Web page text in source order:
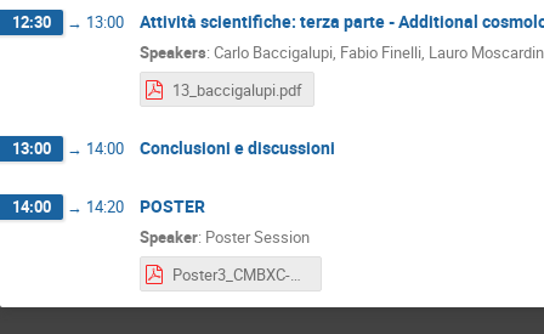
12:30 → 13:00 Attività scientifiche: terza parte - Additional
Speakers: Carlo Baccigalupi Fabio Finelli Lauro
13_baccigalupi.pdf
13:00 → 14:00 Conclusioni e discussioni
14:00 → 14:20 POSTER
Speaker: Poster Session
Poster3_CMBXC-WP1_Sims_Cov_poster_new.pdf